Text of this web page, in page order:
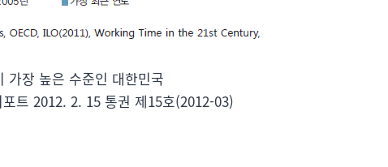
가장 높은 수준인 대한민국
트 2012. 2. 15 통권 제15호(2012-03)